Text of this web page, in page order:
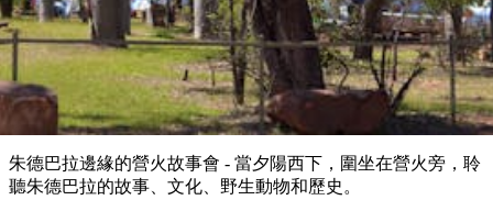
內
陸
和
戶
外
必
玩
活
動
推
薦
榜
單
實
用
資
訊
朱德巴拉邊緣的營火故事會 - 當夕陽西下，圍坐在營火旁，聆
聽朱德巴拉的故事、文化、野生動物和歷史。